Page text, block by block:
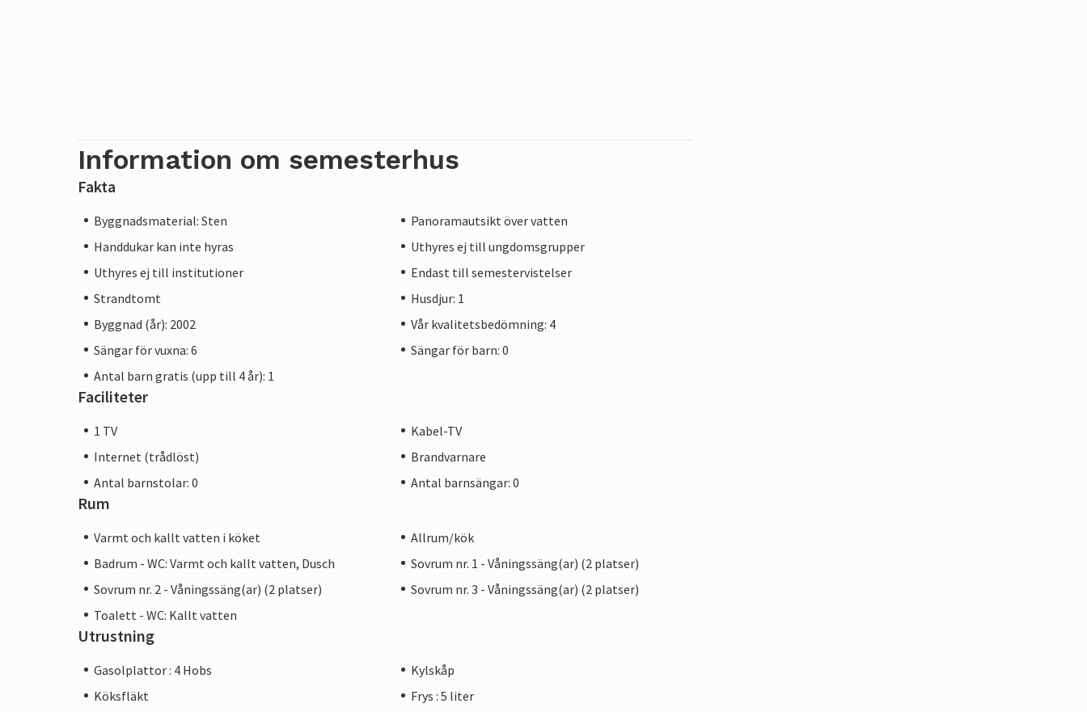
Information om semesterhus
Fakta
Byggnadsmaterial: Sten
Panoramautsikt över vatten
Handdukar kan inte hyras
Uthyres ej till ungdomsgrupper
Uthyres ej till institutioner
Endast till semestervistelser
Strandtomt
Husdjur: 1
Byggnad (år): 2002
Vår kvalitetsbedömning: 4
Sängar för vuxna: 6
Sängar för barn: 0
Antal barn gratis (upp till 4 år): 1
Faciliteter
1 TV
Kabel-TV
Internet (trådlöst)
Brandvarnare
Antal barnstolar: 0
Antal barnsängar: 0
Rum
Varmt och kallt vatten i köket
Allrum/kök
Badrum - WC: Varmt och kallt vatten, Dusch
Sovrum nr. 1 - Våningssäng(ar) (2 platser)
Sovrum nr. 2 - Våningssäng(ar) (2 platser)
Sovrum nr. 3 - Våningssäng(ar) (2 platser)
Toalett - WC: Kallt vatten
Utrustning
Gasolplattor : 4 Hobs
Kylskåp
Köksfläkt
Frys : 5 liter